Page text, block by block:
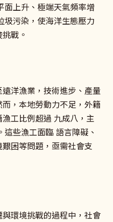
面上升、極端天氣頻率增
圾污染，使海洋生態壓力
戰。
洋漁業，技術進步、產量
，本地勞動力不足，外籍
工比例超過 九成八，主
些漁工面臨 語言障礙、
困等問題，亟需社會支
環境挑戰的過程中，社會